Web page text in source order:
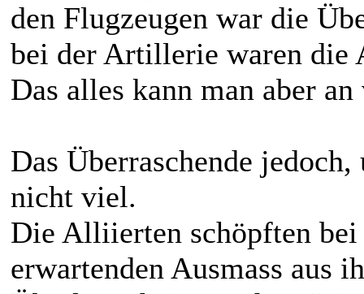
den Flugzeugen war die
bei der Artillerie waren die
Das alles kann man aber
Das Überraschende
nicht viel.
Die Alliierten schöpften
erwartenden Ausmass aus